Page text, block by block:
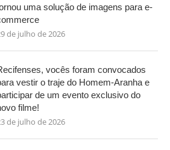
uma solução de imagens para e-
de julho de 2026
vocês foram convocados
vestir o traje do Homem-Aranha e
de um evento exclusivo do
filme!
de julho de 2026